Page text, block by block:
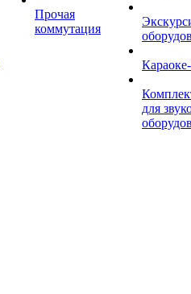
Прочая
коммутация
для